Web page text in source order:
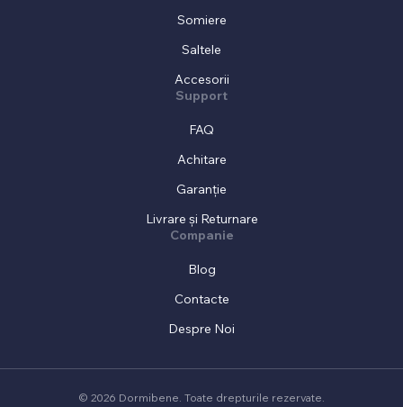
Somiere
Saltele
Accesorii
Support
FAQ
Achitare
Garanție
Livrare și Returnare
Companie
Blog
Contacte
Despre Noi
© 2026 Dormibene. Toate drepturile rezervate.